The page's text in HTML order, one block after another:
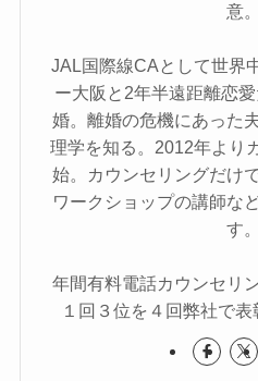
意。
JAL国際線CAとして世界
ー大阪と2年半遠距離恋
婚。離婚の危機にあった
理学を知る。2012年より
始。カウンセリングだけ
ワークショップの講師な
す。
年間有料電話カウンセリ
１回３位を４回弊社で表